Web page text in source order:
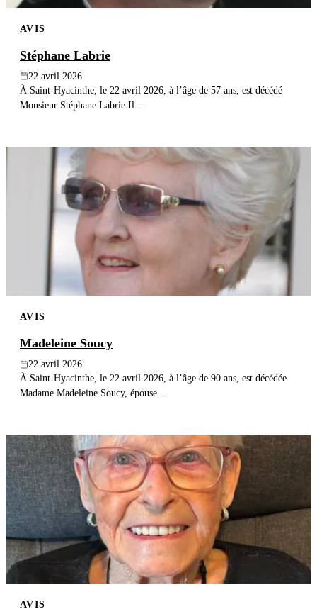
AVIS
Stéphane Labrie
22 avril 2026
À Saint-Hyacinthe, le 22 avril 2026, à l’âge de 57 ans, est décédé
Monsieur Stéphane Labrie.Il...
AVIS
Madeleine Soucy
22 avril 2026
À Saint-Hyacinthe, le 22 avril 2026, à l’âge de 90 ans, est décédée
Madame Madeleine Soucy, épouse...
AVIS